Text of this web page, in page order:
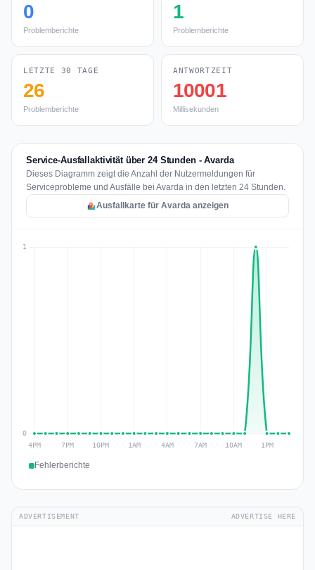
0
Problemberichte
1
Problemberichte
LETZTE 30 TAGE
26
Problemberichte
ANTWORTZEIT
10001
Millisekunden
Service-Ausfallaktivität über 24 Stunden - Avarda
Dieses Diagramm zeigt die Anzahl der Nutzermeldungen für
Serviceprobleme und Ausfälle bei Avarda in den letzten 24 Stunden.
Ausfallkarte für Avarda anzeigen
Fehlerberichte
ADVERTISEMENT ADVERTISE HERE